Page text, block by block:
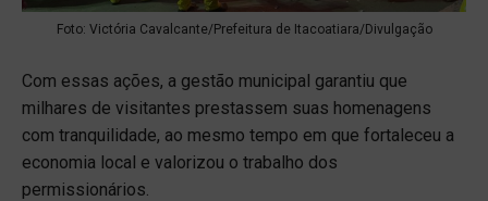
Foto: Victória Cavalcante/Prefeitura de Itacoatiara/Divulgação
Com essas ações, a gestão municipal garantiu que
milhares de visitantes prestassem suas homenagens
com tranquilidade, ao mesmo tempo em que fortaleceu a
economia local e valorizou o trabalho dos
permissionários.